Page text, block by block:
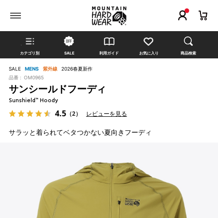
カテゴリ別 SALE 利用ガイド お気に入り 商品検索
SALE MENS 紫外線
2026春夏新作
品番 : OM0965
サンシールドフーディ
Sunshield™ Hoody
4.5（2） レビューを見る
サラッと着られてベタつかない夏向きフーディ